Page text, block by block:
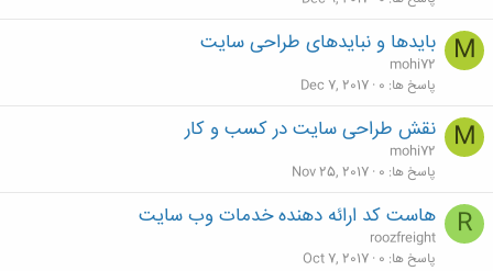
M بایدها و نبایدهای طراحی سایت
mohi72
پاسخ ها 0
Dec 7, 2017
M نقش طراحی سایت در کسب و کار
mohi72
پاسخ ها 0
Nov 25, 2017
R هاست کد ارائه دهنده خدمات وب سایت
roozfreight
پاسخ ها 0
Oct 7, 2017